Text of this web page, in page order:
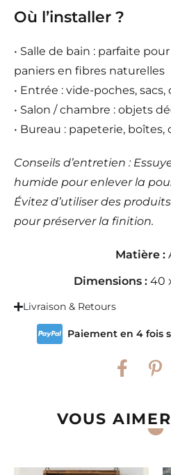
Où l’installer ?
• Salle de bain : parfaite
paniers en fibres naturelles
• Entrée : vide-poches,
• Salon / chambre : objets
• Bureau : papeterie, boîtes,
Conseils d’entretien :
humide pour enlever la
Évitez d’utiliser des
pour préserver la finition.
Matière :
Dimensions : 40
Livraison & Retours
Paiement en 4 fois
VOUS